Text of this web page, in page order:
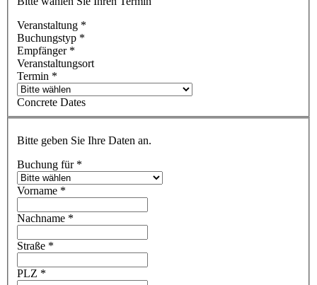
Veranstaltung *
Buchungstyp *
Empfänger *
Veranstaltungsort
Termin *
Concrete Dates
Bitte geben Sie Ihre Daten an.
Buchung für *
Vorname *
Nachname *
Straße *
PLZ *